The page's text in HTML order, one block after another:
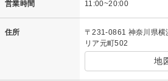
営業時間 11:00~20:00
住所
〒231-0861 神奈川県横
リア元町502
地